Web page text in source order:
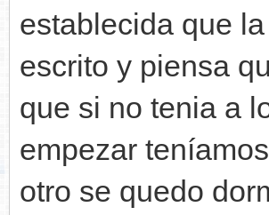
establecida que
escrito y piensa
que si no tenia a
empezar
otro se quedo